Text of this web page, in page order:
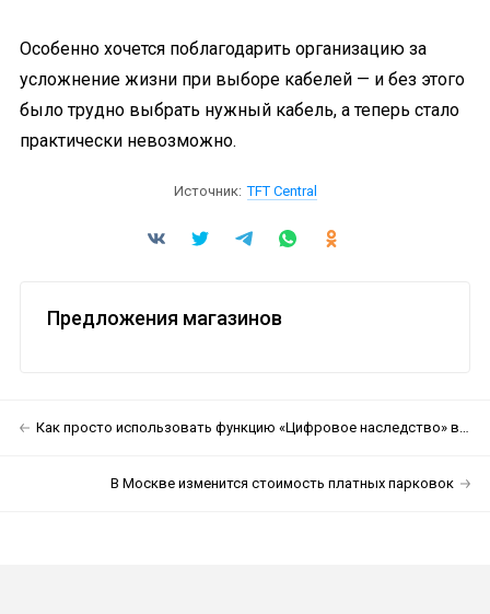
Особенно хочется поблагодарить организацию за
усложнение жизни при выборе кабелей — и без этого
было трудно выбрать нужный кабель, а теперь стало
практически невозможно.
Источник: TFT Central
Предложения магазинов
Как просто использовать функцию «Цифровое наследство» в iOS 15.2
В Москве изменится стоимость платных парковок